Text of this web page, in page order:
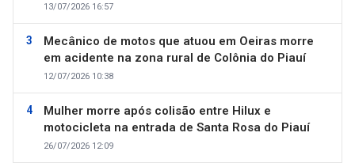
13/07/2026 16:57
Mecânico de motos que atuou em Oeiras morre
em acidente na zona rural de Colônia do Piauí
12/07/2026 10:38
Mulher morre após colisão entre Hilux e
motocicleta na entrada de Santa Rosa do Piauí
26/07/2026 12:09